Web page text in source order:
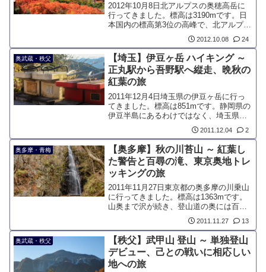
2012年10月8日北アルプスの奥穂高岳に
行ってきました。標高は3190mです。日
本国内の標高第3位の高峰で、北アルプス
で一番高い山です。今回は山頂こそ踏み
ましたが、目的は涸沢の紅葉です。涸沢
カールの紅葉は、登山界において最も憧
れの対象です。
2012.10.08 24
奥武蔵・秩父
【埼玉】伊豆ヶ岳 ハイキング ～
正丸駅から吾野駅へ縦走、晩秋の
紅葉の旅
2011年12月4日埼玉県の伊豆ヶ岳に行っ
てきました。標高は851mです。静岡県の
伊豆半島にあるわけではなく、埼玉県飯
能市に位置する山です。西武線沿線の人
気ハイキングコースとして知られてお
り、正丸駅から吾野駅まで縦走するルー
トが人気です。
2011.12.04 2
奥多摩・青梅
【奥多摩】秋の川苔山 ～ 紅葉し
た警告と百尋の滝、東京奥地トレ
ッキングの旅
2011年11月27日東京都の奥多摩の川乗山
に行ってきました。標高は1363mです。
山奥まで沢が続き、登山道の奥には百尋
の滝ひゃくひろのたきがあります。落差
は40mあり、奥多摩山域で有名な滝で
す。コースが充実し、そこそこの歩き応
えのある登山であることから、人気の山
の一つです。
2011.11.27 13
奥武蔵・秩父
【秩父】武甲山 登山 ～ 単独登山
デビュー、己との戦いに相応しい
地への旅